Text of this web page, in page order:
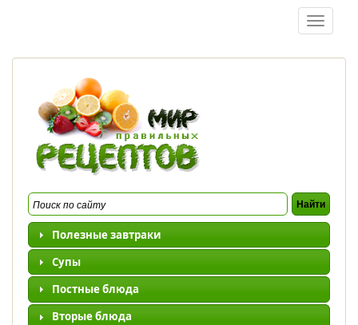
Toggle
Полезные завтраки
Супы
Постные блюда
Вторые блюда